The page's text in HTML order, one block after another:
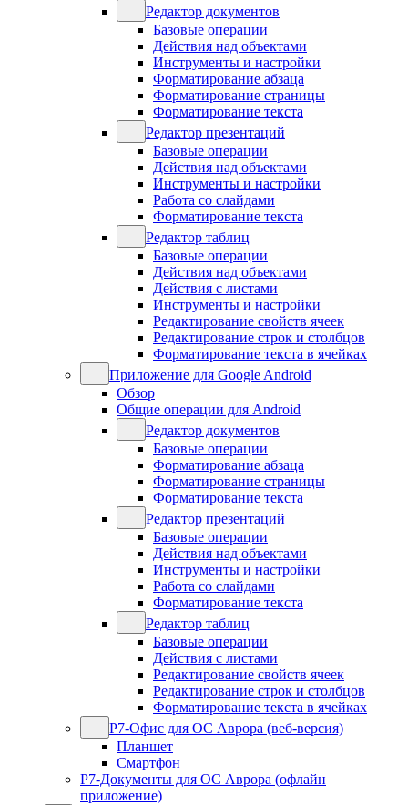
Редактор документов
Базовые операции
Действия над объектами
Инструменты и настройки
Форматирование абзаца
Форматирование страницы
Форматирование текста
Редактор презентаций
Базовые операции
Действия над объектами
Инструменты и настройки
Работа со слайдами
Форматирование текста
Редактор таблиц
Базовые операции
Действия над объектами
Действия с листами
Инструменты и настройки
Редактирование свойств ячеек
Редактирование строк и столбцов
Форматирование текста в ячейках
Приложение для Google Android
Обзор
Общие операции для Android
Редактор документов
Базовые операции
Форматирование абзаца
Форматирование страницы
Форматирование текста
Редактор презентаций
Базовые операции
Действия над объектами
Инструменты и настройки
Работа со слайдами
Форматирование текста
Редактор таблиц
Базовые операции
Действия с листами
Редактирование свойств ячеек
Редактирование строк и столбцов
Форматирование текста в ячейках
Р7-Офис для ОС Аврора (веб-версия)
Планшет
Смартфон
Р7-Документы для ОС Аврора (офлайн
приложение)